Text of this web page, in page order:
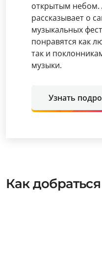
открытым
рассказывает о
музыкальных
понравятся как
так и
музыки.
Узнать
Как добраться